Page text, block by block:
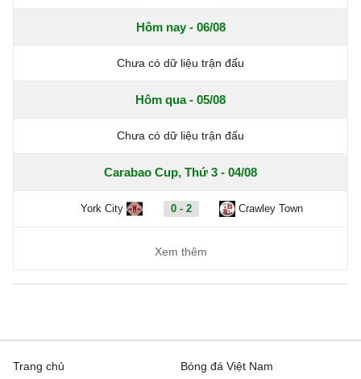
Hôm nay - 06/08
Chưa có dữ liệu trận đấu
Hôm qua - 05/08
Chưa có dữ liệu trận đấu
Carabao Cup, Thứ 3 - 04/08
York City 0 - 2 Crawley Town
Xem thêm
Trang chủ
Bóng đá Việt Nam